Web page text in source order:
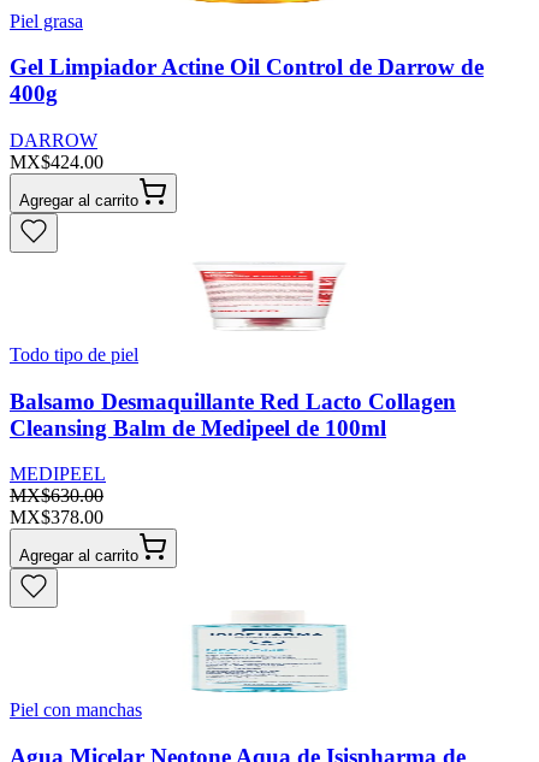
Piel grasa
Gel Limpiador Actine Oil Control de Darrow de
400g
DARROW
MX$424.00
Agregar al carrito
Todo tipo de piel
Balsamo Desmaquillante Red Lacto Collagen
Cleansing Balm de Medipeel de 100ml
MEDIPEEL
MX$630.00
MX$378.00
Agregar al carrito
Piel con manchas
Agua Micelar Neotone Aqua de Isispharma de